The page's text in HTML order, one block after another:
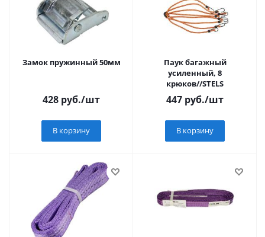
Замок пружинный 50мм
428 руб./шт
В корзину
Паук багажный
усиленный, 8
крюков//STELS
447 руб./шт
В корзину